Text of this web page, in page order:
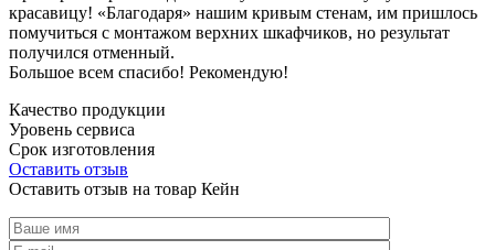
красавицу! «Благодаря» нашим кривым стенам, им пришлось
помучиться с монтажом верхних шкафчиков, но результат
получился отменный.
Большое всем спасибо! Рекомендую!
Качество продукции
Уровень сервиса
Срок изготовления
Оставить отзыв
Оставить отзыв на товар Кейн